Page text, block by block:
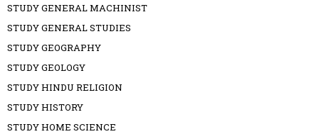
STUDY GENERAL MACHINIST
STUDY GENERAL STUDIES
STUDY GEOGRAPHY
STUDY GEOLOGY
STUDY HINDU RELIGION
STUDY HISTORY
STUDY HOME SCIENCE